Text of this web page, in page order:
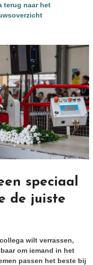
terug naar het
speciaal
de juiste
wilt verrassen,
om iemand in het
passen het beste bij